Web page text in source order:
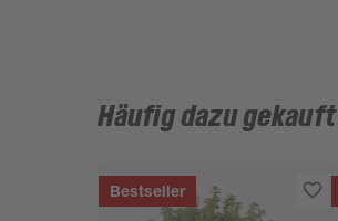
Häufig dazu gekauft
Bestseller